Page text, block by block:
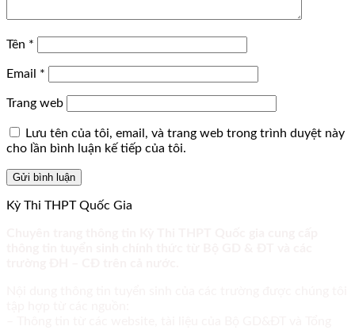
Tên *
Email *
Trang web
Lưu tên của tôi, email, và trang web trong trình duyệt này
cho lần bình luận kế tiếp của tôi.
Kỳ Thi THPT Quốc Gia